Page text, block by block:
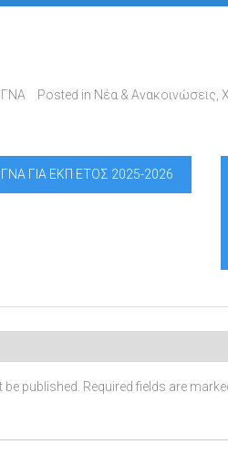
Posted in Νέα & Ανακοινώσεις
ΓΙΑ ΕΚΠ ΕΤΟΣ 2025-2026
published. Required fields are